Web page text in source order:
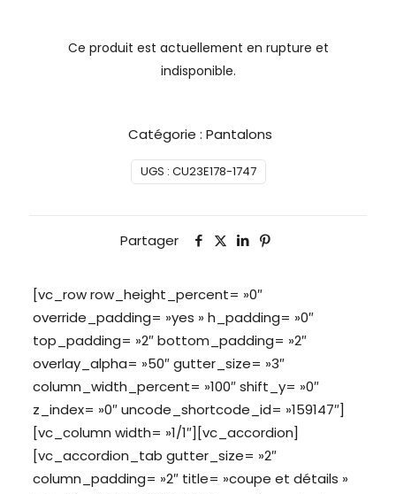
Ce produit est actuellement en rupture et
indisponible.
UGS : CU23E178-1747
Catégorie : Pantalons
Partager
[vc_row row_height_percent= »0″
override_padding= »yes » h_padding= »0″
top_padding= »2″ bottom_padding= »2″
overlay_alpha= »50″ gutter_size= »3″
column_width_percent= »100″ shift_y= »0″
z_index= »0″ uncode_shortcode_id= »159147″]
[vc_column width= »1/1″][vc_accordion]
[vc_accordion_tab gutter_size= »2″
column_padding= »2″ title= »coupe et détails »